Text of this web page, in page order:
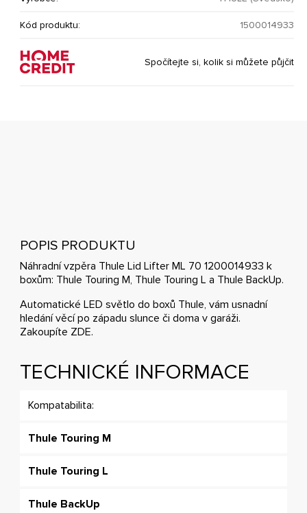
Kód produktu: 1500014933
Spočítejte si, kolik si můžete půjčit
POPIS PRODUKTU
Náhradní vzpěra Thule Lid Lifter ML 70 1200014933 k
boxům: Thule Touring M, Thule Touring L a Thule BackUp.
Automatické LED světlo do boxů Thule, vám usnadní
hledání věcí po západu slunce či doma v garáži.
Zakoupíte ZDE.
TECHNICKÉ INFORMACE
Kompatabilita:
Thule Touring M
Thule Touring L
Thule BackUp